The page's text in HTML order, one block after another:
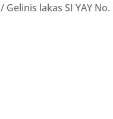
/ Gelinis lakas SI YAY No.